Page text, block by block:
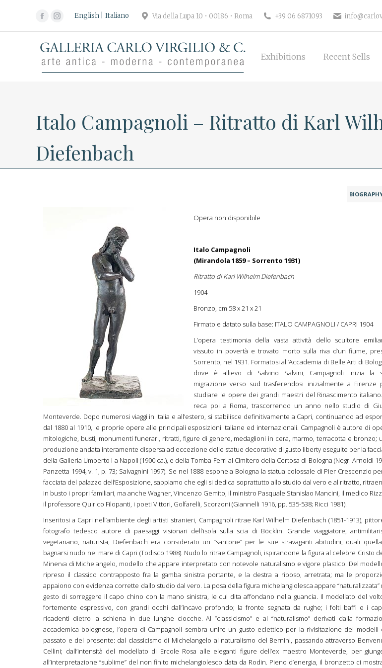
Facebook
page
opens
in
new
Instagram
page
opens
in
new
English Italiano Via della Lupa 10 • 00186 • Roma +39 06 6871093
Exhibitions Recent Sells
Italo Campagnoli – Ritratto di Karl
Diefenbach
Opera non disponibile
Italo Campagnoli
(Mirandola 1859 – Sorrento 1931)
Ritratto di Karl Wilhelm Diefenbach
1904
Bronzo, cm 58 x 21 x 21
Firmato e datato sulla base: ITALO CAMPAGNOLI / CAPRI 1904
L’opera testimonia della vasta attività dello scultore
vissuto in povertà e trovato morto sulla riva d’un fiume,
Sorrento, nel 1931. Formatosi all’Accademia di Belle Arti di
dove è allievo di Salvino Salvini, Campagnoli inizia la
migrazione verso sud trasferendosi inizialmente a Firenze
studiare le opere dei grandi maestri del Rinascimento
reca poi a Roma, trascorrendo un anno nello studio di
Monteverde. Dopo numerosi viaggi in Italia e all’estero, si stabilisce definitivamente a Capri, continuando ad
dal 1880 al 1910, le proprie opere alle principali esposizioni italiane ed internazionali. Campagnoli è autore di
mitologiche, busti, monumenti funerari, ritratti, figure di genere, medaglioni in cera, marmo, terracotta e bronzo;
produzione andata interamente dispersa ad eccezione delle statue decorative di gusto liberty eseguite per la
della Galleria Umberto I a Napoli (1900 ca.), e della Tomba Ferri al Cimitero della Certosa di Bologna (Negri Arnoldi
Panzetta 1994, v. 1, p. 73; Salvagnini 1997). Se nel 1888 espone a Bologna la statua colossale di Pier Crescenzio
facciata del palazzo dell’Esposizione, sappiamo che egli si dedica soprattutto allo studio dal vero e al ritratto,
in busto i propri familiari, ma anche Wagner, Vincenzo Gemito, il ministro Pasquale Stanislao Mancini, il medico
il professore Quirico Filopanti, i poeti Vittori, Golfarelli, Scorzoni (Giannelli 1916, pp. 535-538; Ricci 1981).
Inseritosi a Capri nell’ambiente degli artisti stranieri, Campagnoli ritrae Karl Wilhelm Diefenbach (1851-1913),
fotografo tedesco autore di paesaggi visionari dell’isola sulla scia di Böcklin. Grande viaggiatore,
vegetariano, naturista, Diefenbach era considerato un “santone” per le sue stravaganti abitudini, quali
bagnarsi nudo nel mare di Capri (Todisco 1988). Nudo lo ritrae Campagnoli, ispirandone la figura al celebre Cristo
Minerva di Michelangelo, modello che appare interpretato con notevole naturalismo e vigore plastico. Del
ripreso il classico contrapposto fra la gamba sinistra portante, e la destra a riposo, arretrata; ma le
appaiono con evidenza corrette dallo studio dal vero. La posa della figura michelangiolesca appare “naturalizzata”
gesto di sorreggere il capo chino con la mano sinistra, le cui dita affondano nella guancia. Il modellato del
fortemente espressivo, con grandi occhi dall’incavo profondo; la fronte segnata da rughe; i folti baffi e i
ricadenti dietro la schiena in due lunghe ciocche. Al “classicismo” e al “naturalismo” derivati dalla
accademica bolognese, l’opera di Campagnoli sembra unire un gusto eclettico per la rivisitazione dei modelli
passato e del presente: dal classicismo di Michelangelo al naturalismo del Bernini, passando attraverso
Cellini; dall’intensità del modellato di Ercole Rosa alle eleganti figure dell’ex maestro Monteverde, per
all’interpretazione “sublime” del non finito michelangiolesco data da Rodin. Pieno d’energia, il bronzetto ci
Exhibitions